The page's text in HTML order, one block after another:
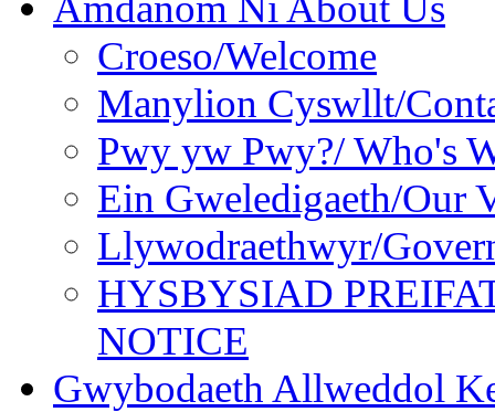
Croeso/Welcome
Manylion Cyswllt/
Pwy yw Pwy?/ Who's
Ein Gweledigaeth/Our
Llywodraethwyr/
HYSBYSIAD
NOTICE
Gwybodaeth Allweddol